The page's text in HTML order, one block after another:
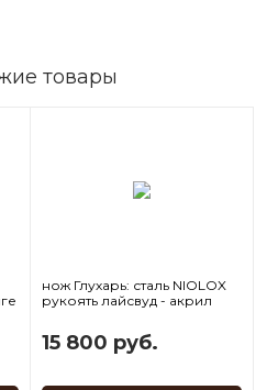
товары
нож Глухарь: сталь NIOLOX
рукоять лайсвуд - акрил
15 800 руб.